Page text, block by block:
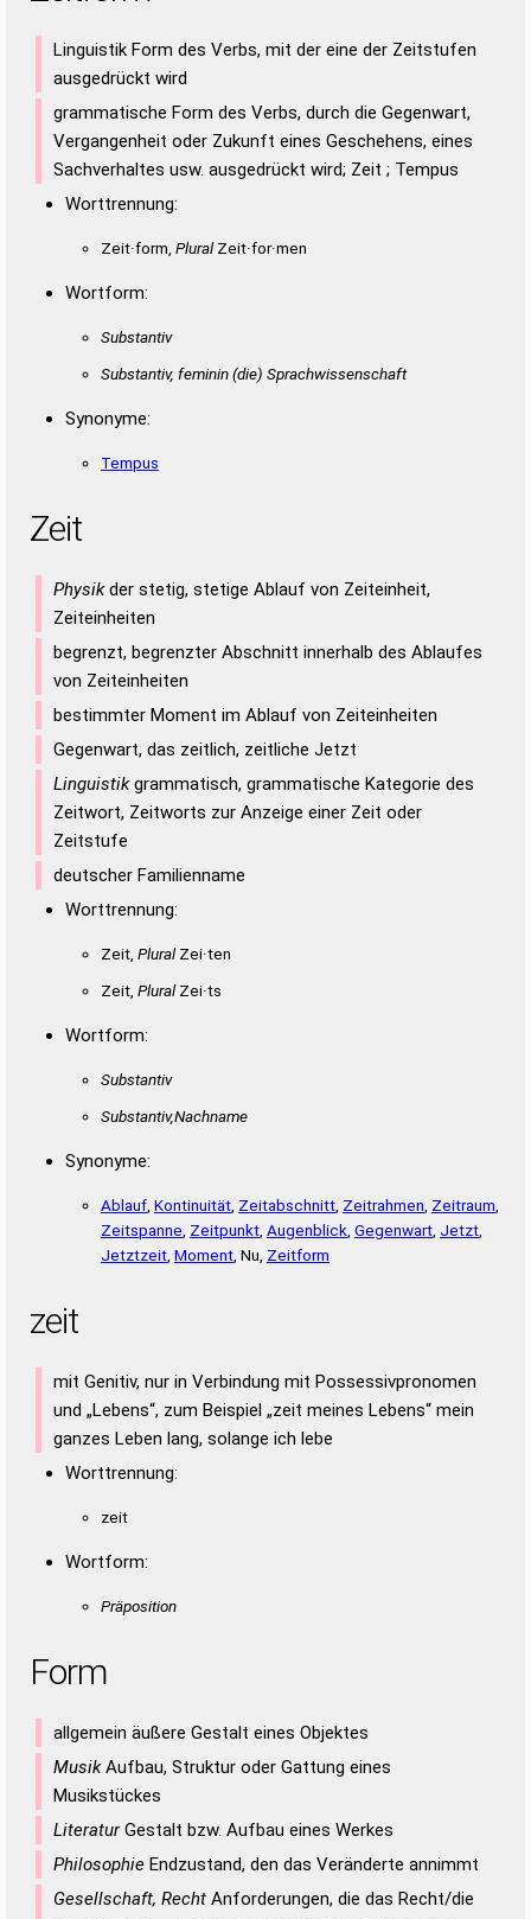
Linguistik Form des Verbs, mit der eine der Zeitstufen
ausgedrückt wird
grammatische Form des Verbs, durch die Gegenwart,
Vergangenheit oder Zukunft eines Geschehens, eines
Sachverhaltes usw. ausgedrückt wird; Zeit ; Tempus
Worttrennung:
Zeit·form, PluralZeit·for·men
Wortform:
Substantiv
Substantiv, feminin(die) Sprachwissenschaft
Synonyme:
Tempus
Zeit
Physikder stetig, stetige Ablauf von Zeiteinheit,
Zeiteinheiten
begrenzt, begrenzter Abschnitt innerhalb des Ablaufes
von Zeiteinheiten
bestimmter Moment im Ablauf von Zeiteinheiten
Gegenwart, das zeitlich, zeitliche Jetzt
Linguistikgrammatisch, grammatische Kategorie des
Zeitwort, Zeitworts zur Anzeige einer Zeit oder
Zeitstufe
deutscher Familienname
Worttrennung:
Zeit, PluralZei·ten
Zeit, PluralZei·ts
Wortform:
Substantiv
Substantiv,Nachname
Synonyme:
Ablauf Kontinuität Zeitabschnitt Zeitrahmen Zeitraum
Zeitspanne Zeitpunkt Augenblick Gegenwart Jetzt
Jetztzeit Moment , Nu, Zeitform
zeit
mit Genitiv, nur in Verbindung mit Possessivpronomen
und „Lebens“, zum Beispiel „zeit meines Lebens“ mein
ganzes Leben lang, solange ich lebe
Worttrennung:
zeit
Wortform:
Präposition
Form
allgemein äußere Gestalt eines Objektes
MusikAufbau, Struktur oder Gattung eines
Musikstückes
LiteraturGestalt bzw. Aufbau eines Werkes
Philosophie Endzustand, den das Veränderte annimmt
Gesellschaft, Recht Anforderungen, die das Recht/die